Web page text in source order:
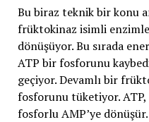
Bu biraz teknik bir konu
früktokinaz isimli
dönüşüyor. Bu sırada
ATP bir fosforunu
geçiyor. Devamlı bir
fosforunu tüketiyor.
fosforlu AMP’ye dönüşür.